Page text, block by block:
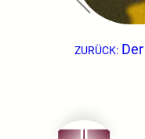
ZURÜCK: